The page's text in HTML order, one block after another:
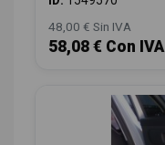
48,00 € Sin IVA
58,08 € Con IVA